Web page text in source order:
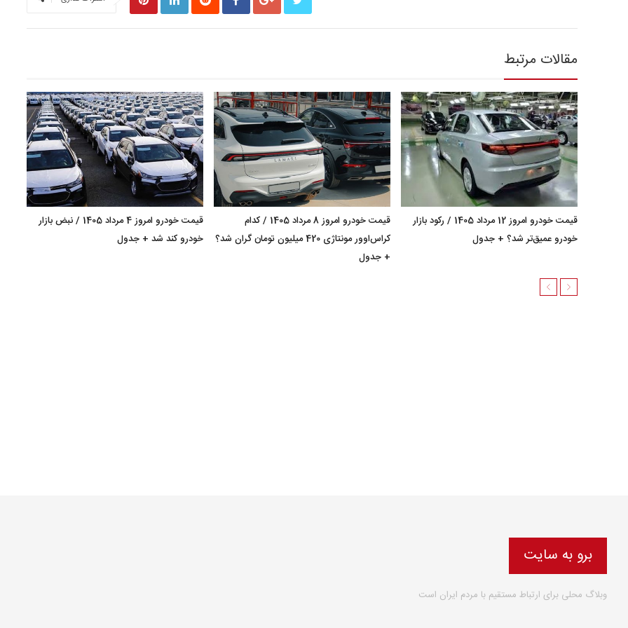
مقالات مرتبط
قیمت خودرو امروز 12 مرداد 1405 / رکود بازار
خودرو عمیق‌تر شد؟ + جدول
قیمت خودرو امروز 8 مرداد 1405 / کدام
کراس‌اوور مونتاژی 420 میلیون تومان گران شد؟
+ جدول
قیمت خودرو امروز 4 مرداد 1405 / نبض بازار
خودرو کند شد + جدول
برو به سایت
وبلاگ محلی برای ارتباط مستقیم با مردم ایران است